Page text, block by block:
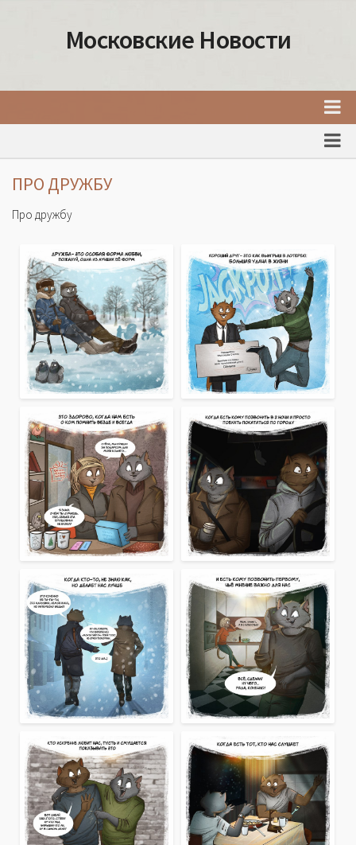
Московские Новости
События Москвы
Интересные места Москвы
Факты о Москве
Москва
Товары и услуги Москвы
ПРО ДРУЖБУ
Про дружбу